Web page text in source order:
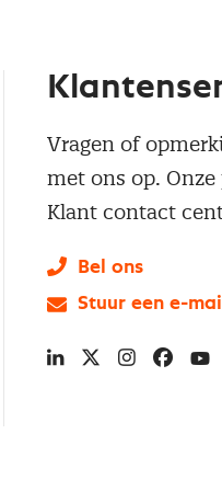
Vragen of
met ons op.
Klant contact
Bel ons
Stuur een e-mail
LinkedIn
X Instagram